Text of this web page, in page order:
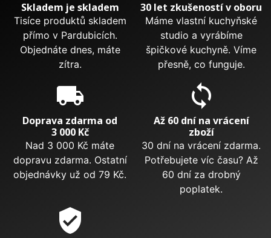
Skladem je skladem
Tisíce produktů skladem
přímo v Pardubicích.
Objednáte dnes, máte
zítra.
30 let zkušeností v oboru
Máme vlastní kuchyňské
studio a vyrábíme
špičkové kuchyně. Víme
přesně, co funguje.
local_shipping
Doprava zdarma od
3 000 Kč
Nad 3 000 Kč máte
dopravu zdarma. Ostatní
objednávky už od 79 Kč.
sync
Až 60 dní na vrácení
zboží
30 dní na vrácení zdarma.
Potřebujete víc času? Až
60 dní za drobný
poplatek.
verified_user